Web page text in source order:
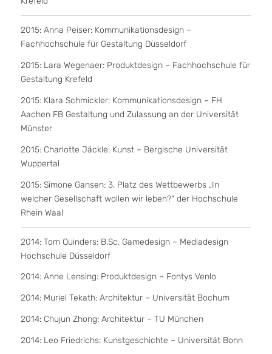
2015: Anna Peiser: Kommunikationsdesign –
Fachhochschule für Gestaltung Düsseldorf
2015: Lara Wegenaer: Produktdesign – Fachhochschule für
Gestaltung Krefeld
2015: Klara Schmickler: Kommunikationsdesign – FH
Aachen FB Gestaltung und Zulassung an der Universität
Münster
2015: Charlotte Jäckle: Kunst – Bergische Universität
Wuppertal
2015: Simone Gansen: 3. Platz des Wettbewerbs „In
welcher Gesellschaft wollen wir leben?“ der Hochschule
Rhein Waal
2014: Tom Quinders: B.Sc. Gamedesign – Mediadesign
Hochschule Düsseldorf
2014: Anne Lensing: Produktdesign – Fontys Venlo
2014: Muriel Tekath: Architektur – Universität Bochum
2014: Chujun Zhong: Architektur – TU München
2014: Leo Friedrichs: Kunstgeschichte – Universität Bonn